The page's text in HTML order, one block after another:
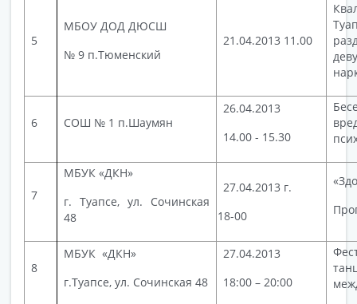
5
МБОУ ДОД ДЮСШ
№ 9 п.Тюменский
21.04.2013 11.00
6 СОШ № 1 п.Шаумян
26.04.2013
14.00 - 15.30
7
МБУК «ДКН»
г. Туапсе, ул. Сочинская
48
27.04.2013 г.
18-00
8
МБУК «ДКН»
г.Туапсе, ул. Сочинская 48
27.04.2013
18:00 – 20:00